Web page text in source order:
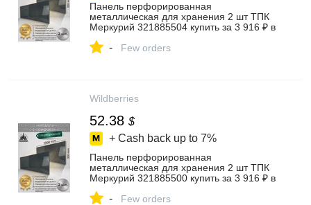
Панель перфорированная
металлическая для хранения 2 шт ТПК
Меркурий 321885504 купить за 3 916 ₽ в
- Few orders
Wildberries
52.38 $
+ Cash back up to 7%
Панель перфорированная
металлическая для хранения 2 шт ТПК
Меркурий 321885500 купить за 3 916 ₽ в
- Few orders